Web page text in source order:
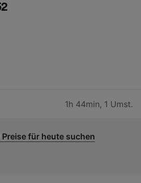
1h 44min, 1 Umst.
für heute suchen